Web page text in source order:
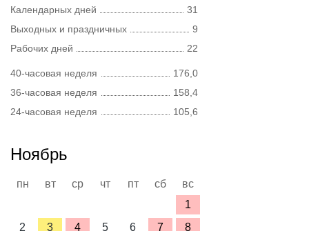
Календарных дней
31
Выходных и праздничных
9
Рабочих дней
22
40-часовая неделя
176,0
36-часовая неделя
158,4
24-часовая неделя
105,6
Ноябрь
пн вт ср чт пт сб
вс
1
2
3 4 5 6 7 8